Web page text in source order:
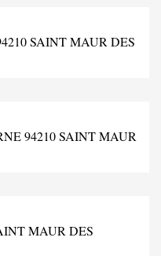
SAINT MAUR DES
94210 SAINT MAUR
MAUR DES